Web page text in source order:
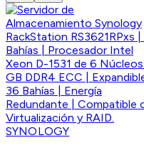
SYNOLOGY